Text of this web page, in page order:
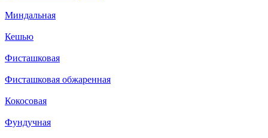
Миндальная
Кешью
Фисташковая
Фисташковая обжаренная
Кокосовая
Фундучная